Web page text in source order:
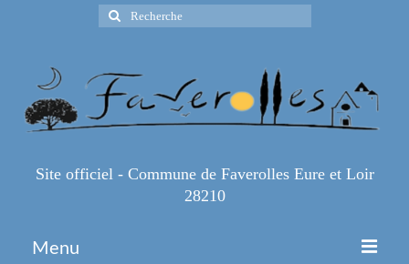
Rechercher
:
Site officiel - Commune de Faverolles Eure et Loir
28210
Menu